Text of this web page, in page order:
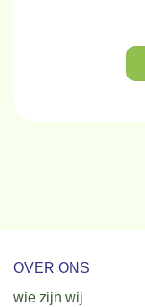
OVER ONS
wie zijn wij